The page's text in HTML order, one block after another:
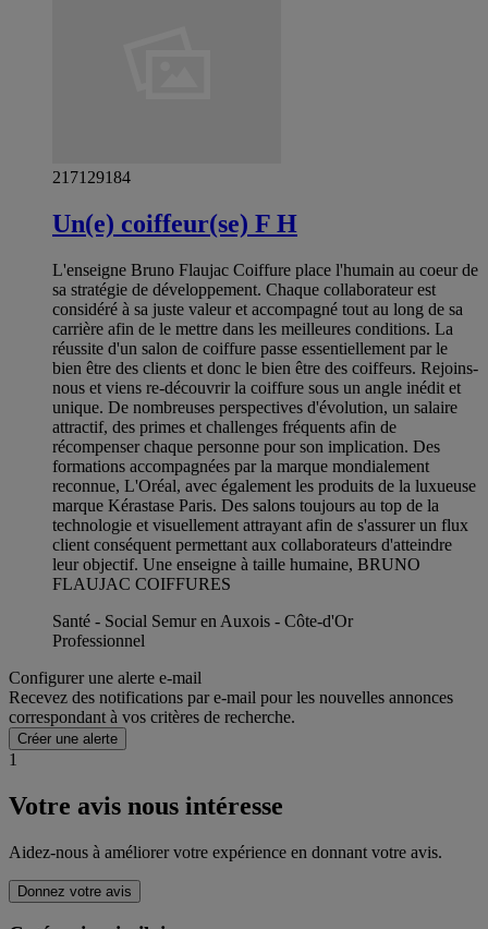
217129184
Un(e) coiffeur(se) F H
L'enseigne Bruno Flaujac Coiffure place l'humain au coeur de
sa stratégie de développement. Chaque collaborateur est
considéré à sa juste valeur et accompagné tout au long de sa
carrière afin de le mettre dans les meilleures conditions. La
réussite d'un salon de coiffure passe essentiellement par le
bien être des clients et donc le bien être des coiffeurs. Rejoins-
nous et viens re-découvrir la coiffure sous un angle inédit et
unique. De nombreuses perspectives d'évolution, un salaire
attractif, des primes et challenges fréquents afin de
récompenser chaque personne pour son implication. Des
formations accompagnées par la marque mondialement
reconnue, L'Oréal, avec également les produits de la luxueuse
marque Kérastase Paris. Des salons toujours au top de la
technologie et visuellement attrayant afin de s'assurer un flux
client conséquent permettant aux collaborateurs d'atteindre
leur objectif. Une enseigne à taille humaine, BRUNO
FLAUJAC COIFFURES
Santé - Social Semur en Auxois - Côte-d'Or
Professionnel
Configurer une alerte e-mail
Recevez des notifications par e-mail pour les nouvelles annonces
correspondant à vos critères de recherche.
Créer une alerte
1
Votre avis nous intéresse
Aidez-nous à améliorer votre expérience en donnant votre avis.
Donnez votre avis